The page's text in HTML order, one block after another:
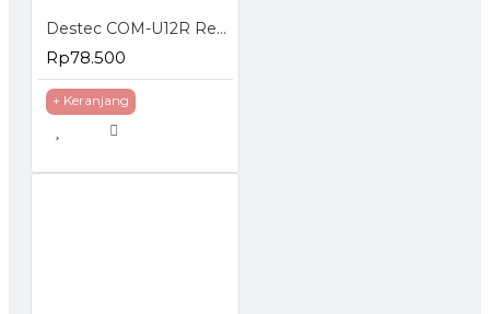
Destec COM-U12R Regulator Gas dengan Pengaman Ganda
Rp78.500
+ Keranjang